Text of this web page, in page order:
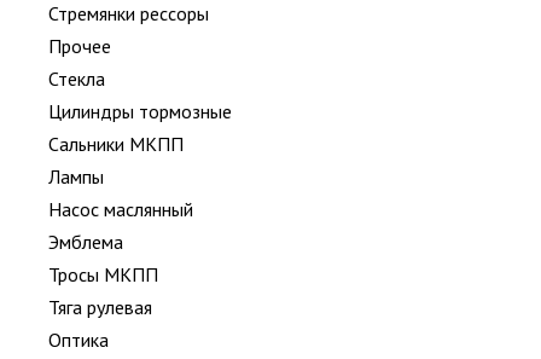
Стремянки рессоры
Прочее
Стекла
Цилиндры тормозные
Сальники МКПП
Лампы
Насос маслянный
Эмблема
Тросы МКПП
Тяга рулевая
Оптика